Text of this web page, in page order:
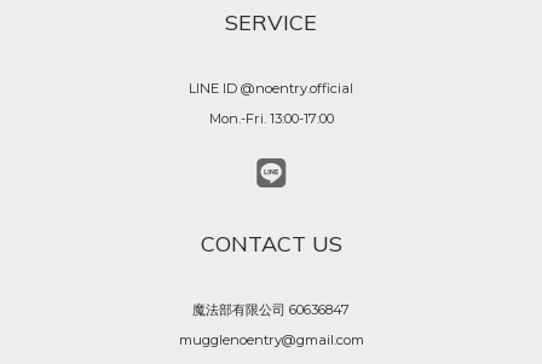
SERVICE
LINE ID @noentry.official
Mon.-Fri. 13:00-17:00
CONTACT US
魔法部有限公司 60636847
mugglenoentry@gmail.com